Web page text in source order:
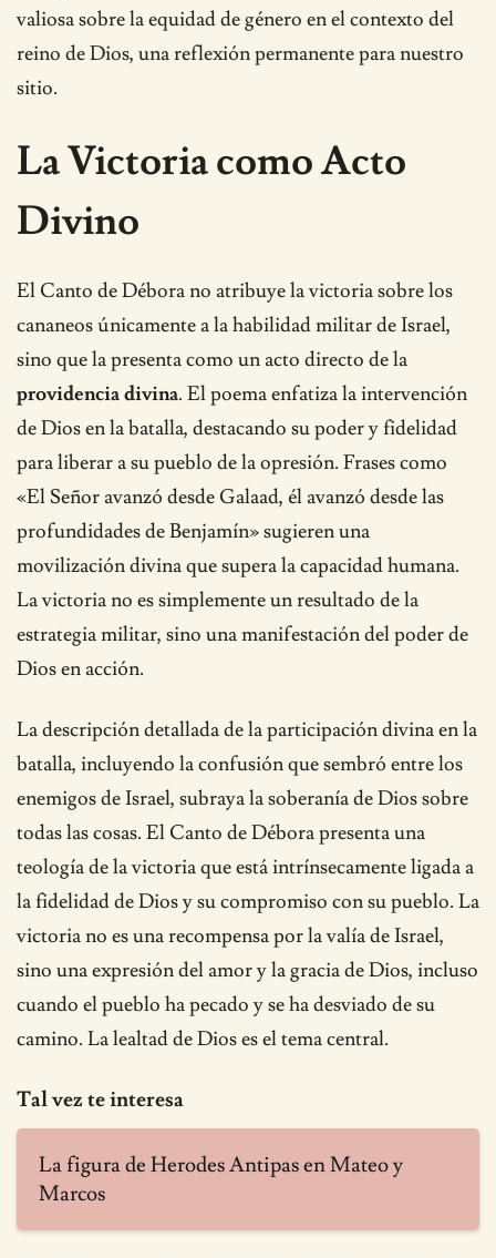
valiosa sobre la equidad de género en el contexto del
reino de Dios, una reflexión permanente para nuestro
sitio.
La Victoria como Acto
Divino
El Canto de Débora no atribuye la victoria sobre los
cananeos únicamente a la habilidad militar de Israel,
sino que la presenta como un acto directo de la
providencia divina. El poema enfatiza la intervención
de Dios en la batalla, destacando su poder y fidelidad
para liberar a su pueblo de la opresión. Frases como
«El Señor avanzó desde Galaad, él avanzó desde las
profundidades de Benjamín» sugieren una
movilización divina que supera la capacidad humana.
La victoria no es simplemente un resultado de la
estrategia militar, sino una manifestación del poder de
Dios en acción.
La descripción detallada de la participación divina en la
batalla, incluyendo la confusión que sembró entre los
enemigos de Israel, subraya la soberanía de Dios sobre
todas las cosas. El Canto de Débora presenta una
teología de la victoria que está intrínsecamente ligada a
la fidelidad de Dios y su compromiso con su pueblo. La
victoria no es una recompensa por la valía de Israel,
sino una expresión del amor y la gracia de Dios, incluso
cuando el pueblo ha pecado y se ha desviado de su
camino. La lealtad de Dios es el tema central.
Tal vez te interesa
La figura de Herodes Antipas en Mateo y
Marcos